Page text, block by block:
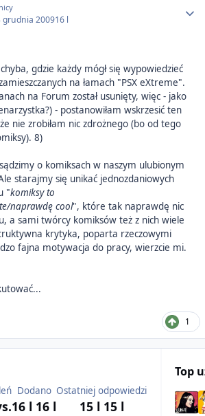
grudnia 200916 l
gdzie każdy mógł się wypowiedzieć
na łamach "PSX eXtreme".
na Forum został usunięty, więc - jako
- postanowiłam wskrzesić ten
nie zrobiłam nic zdrożnego (bo od tego
8)
o komiksach w naszym ulubionym
starajmy się unikać jednozdaniowych
"komiksy to
naprawdę cool", które tak naprawdę nic
a sami twórcy komiksów też z nich wiele
krytyka, poparta rzeczowymi
fajna motywacja do pracy, wierzcie mi.
1
Dodano
16 l 16 l
Ostatniej odpowiedzi
15 l 15 l
Top